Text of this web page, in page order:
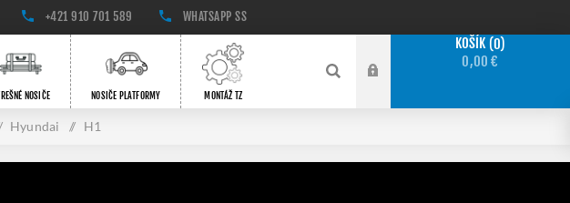
+421 910 701 589 WHATSAPP SS
NOSIČE NOSIČE PLATFORMY MONTÁŽ TZ
KOŠÍK 0
0,00 €
Hyundai / H1